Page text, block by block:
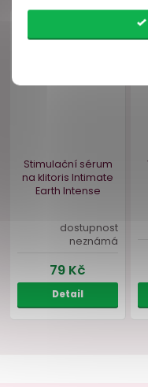
med SENSITIVE100
ml
skladem
299 Kč